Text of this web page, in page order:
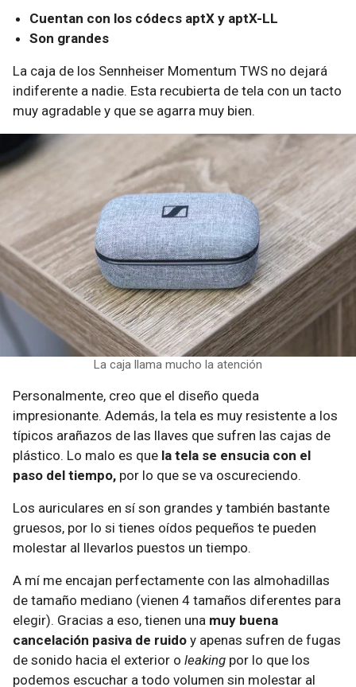
Cuentan con los códecs aptX y aptX-LL
Son grandes
La caja de los Sennheiser Momentum TWS no dejará
indiferente a nadie. Esta recubierta de tela con un tacto
muy agradable y que se agarra muy bien.
La caja llama mucho la atención
Personalmente, creo que el diseño queda
impresionante. Además, la tela es muy resistente a los
típicos arañazos de las llaves que sufren las cajas de
plástico. Lo malo es que la tela se ensucia con el
paso del tiempo, por lo que se va oscureciendo.
Los auriculares en sí son grandes y también bastante
gruesos, por lo si tienes oídos pequeños te pueden
molestar al llevarlos puestos un tiempo.
A mí me encajan perfectamente con las almohadillas
de tamaño mediano (vienen 4 tamaños diferentes para
elegir). Gracias a eso, tienen una muy buena
cancelación pasiva de ruido y apenas sufren de fugas
de sonido hacia el exterior o leaking por lo que los
podemos escuchar a todo volumen sin molestar al